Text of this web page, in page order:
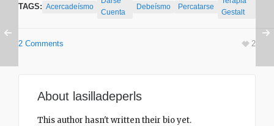
TAGS: Acercadeísmo
Cuenta
Debeísmo Percatarse
Gestalt
2 Comments 2
About lasilladeperls
This author hasn't written their bio yet.